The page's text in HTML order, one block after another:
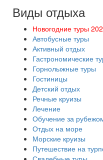
Виды отдыха
Новогодние туры
Автобусные туры
Активный отдых
Гастрономические
Горнолыжные туры
Гостиницы
Детский отдых
Речные круизы
Лечение
Обучение за
Отдых на море
Морские круизы
Путешествие на